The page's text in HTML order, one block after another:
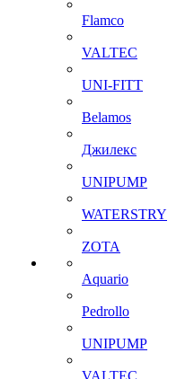
Flamco
VALTEC
UNI-FITT
Belamos
Джилекс
UNIPUMP
WATERSTRY
ZOTA
Aquario
Pedrollo
UNIPUMP
VALTEC